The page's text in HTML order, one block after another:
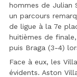
hommes de Julian
un parcours
de ligue à la 7e
huitièmes de
puis Braga (3-4)
Face à eux, les
évidents. Aston